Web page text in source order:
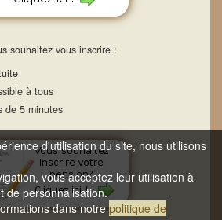
souhaitez vous inscrire :
à tous
de 5 minutes
d'utilisation du site, nous utilisons
vous acceptez leur utilisation à
de personnalisation.
dans notrepolitique de